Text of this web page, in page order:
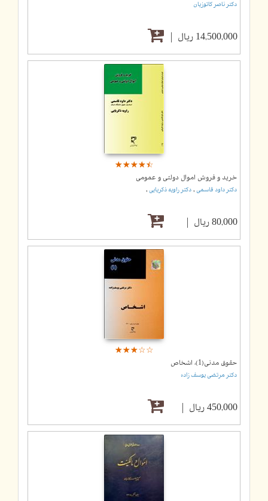
دکتر ناصر کاتوزیان
14,500,000 ریال
☆☆☆☆☆
★★★★★
خرید و فروش اموال دولتی و عمومی
دکتر داود قاسمی , دکتر راویه ذکریایی ,
80,000 ریال
☆☆☆☆☆
★★★★★
حقوق مدنی(1)، اشخاص
دکتر مرتضی یوسف زاده
450,000 ریال